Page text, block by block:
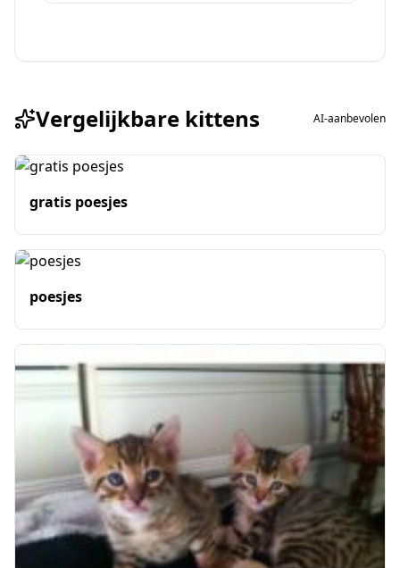
Vergelijkbare kittens AI-aanbevolen
gratis poesjes
poesjes